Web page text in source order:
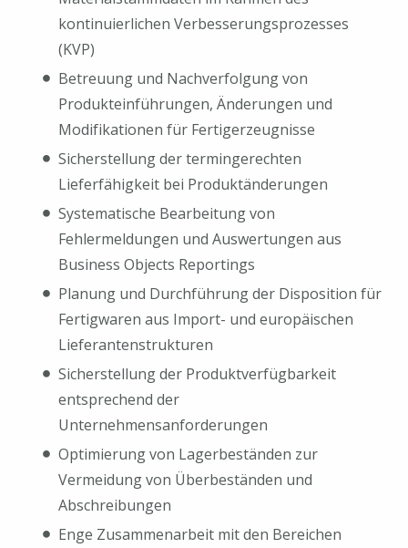
kontinuierlichen Verbesserungsprozesses
(KVP)
Betreuung und Nachverfolgung von
Produkteinführungen, Änderungen und
Modifikationen für Fertigerzeugnisse
Sicherstellung der termingerechten
Lieferfähigkeit bei Produktänderungen
Systematische Bearbeitung von
Fehlermeldungen und Auswertungen aus
Business Objects Reportings
Planung und Durchführung der Disposition für
Fertigwaren aus Import- und europäischen
Lieferantenstrukturen
Sicherstellung der Produktverfügbarkeit
entsprechend der
Unternehmensanforderungen
Optimierung von Lagerbeständen zur
Vermeidung von Überbeständen und
Abschreibungen
Enge Zusammenarbeit mit den Bereichen